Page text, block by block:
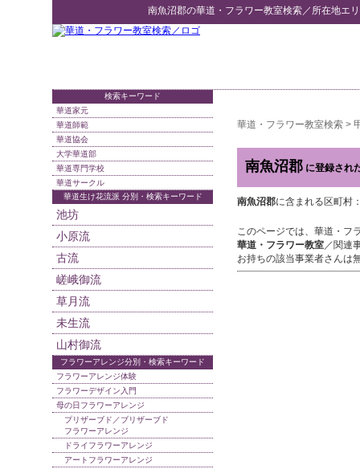
南魚沼郡の華道・フラワー教室検索／所在地エ
華道・フラワー教室検索 >
南魚沼郡 に登録され
南魚沼郡に含まれる区町村
このページでは、華道・フ
華道・フラワー教室／関連
お持ちの該当事業者さんは
検索キーワード
華道家元
華道師範
華道協会
大学華道部
華道専門学校
華道サークル
華道生け花流派 分別・検索キーワード
池坊
小原流
古流
嵯峨御流
草月流
未生流
山村御流
フラワーアレンジ分別・検索キーワード
フラワーアレンジ体験
フラワーデザイン入門
母の日フラワーアレンジ
プリザーブド／ブリザーブド
フラワーアレンジ
ドライフラワーアレンジ
アートフラワーアレンジ